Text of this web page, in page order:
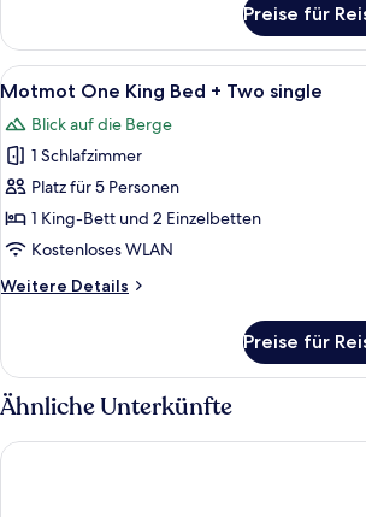
anzeigen
(Panorama,
One
King
Preise für
Alle
Fotos
für
Motmot
One
King
Bed
Two
Ein Balkon
6
Motmot One King Bed + Two single
Blick auf die Berge
1 Schlafzimmer
Platz für 5 Personen
1 King-Bett und 2 Einzelbetten
Kostenloses WLAN
Weitere Details
Weitere
One
King
Bed
Two
Preise für
Ähnliche Unterkünfte
Azul Hotel & Retreat